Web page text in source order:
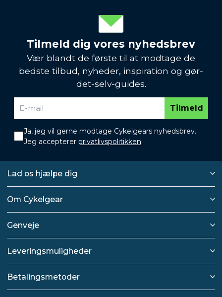
Tilmeld dig vores nyhedsbrev
Vær blandt de første til at modtage de
bedste tilbud, nyheder, inspiration og gør-
det-selv-guides.
Tilmeld
Ja, jeg vil gerne modtage Cykelgears nyhedsbrev.
Jeg accepterer privatlivspolitikken.
Lad os hjælpe dig
Om Cykelgear
Genveje
Leveringsmuligheder
Betalingsmetoder